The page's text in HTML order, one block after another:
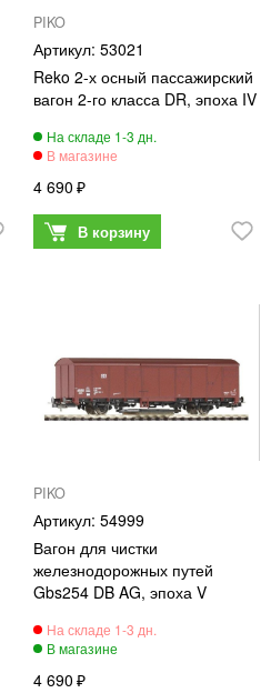
PIKO
53021
Reko 2-х осный пассажирский
вагон 2-го класса DR, эпоха IV
4 690
PIKO
54999
Вагон для чистки
железнодорожных путей
Gbs254 DB AG, эпоха V
4 690